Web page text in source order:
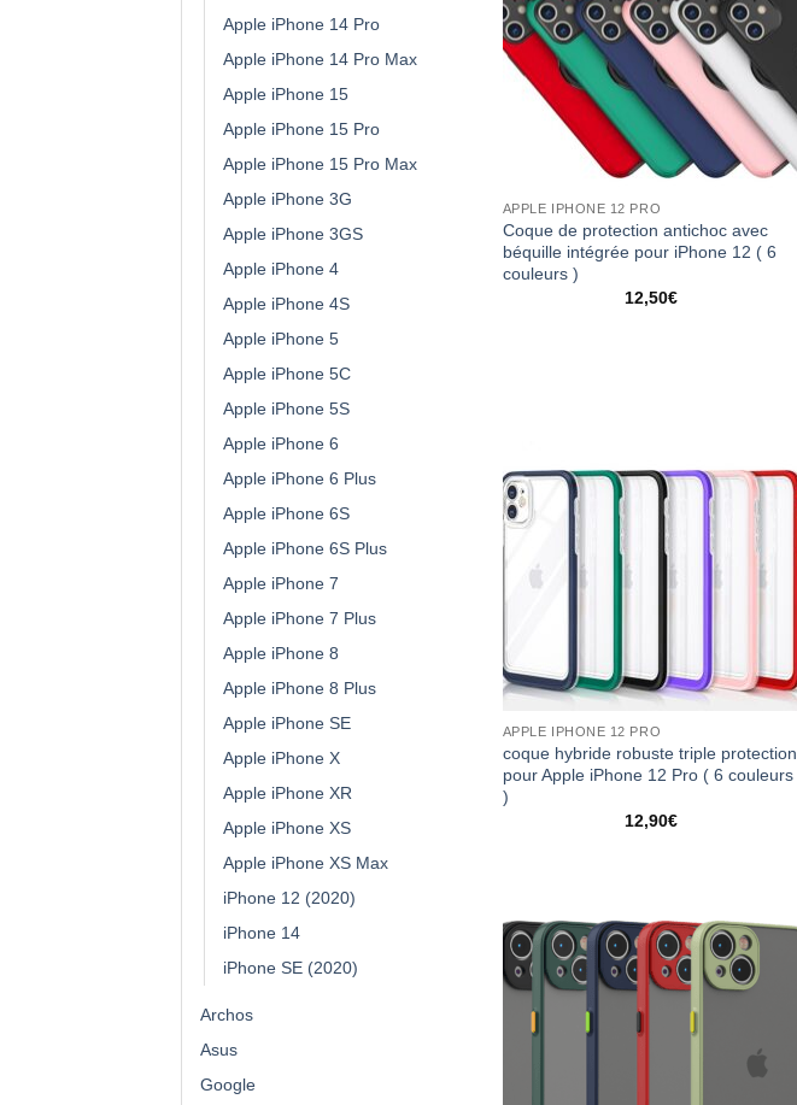
Apple iPhone 14 Pro
Apple iPhone 14 Pro Max
Apple iPhone 15
Apple iPhone 15 Pro
Apple iPhone 15 Pro Max
Apple iPhone 3G
Apple iPhone 3GS
Apple iPhone 4
Apple iPhone 4S
Apple iPhone 5
Apple iPhone 5C
Apple iPhone 5S
Apple iPhone 6
Apple iPhone 6 Plus
Apple iPhone 6S
Apple iPhone 6S Plus
Apple iPhone 7
Apple iPhone 7 Plus
Apple iPhone 8
Apple iPhone 8 Plus
Apple iPhone SE
Apple iPhone X
Apple iPhone XR
Apple iPhone XS
Apple iPhone XS Max
iPhone 12 (2020)
iPhone 14
iPhone SE (2020)
Archos
Asus
Google
APPLE IPHONE 12 PRO
Coque de protection antichoc avec
béquille intégrée pour iPhone 12 ( 6
couleurs )
12,50€
APPLE IPHONE 12 PRO
coque hybride robuste triple protection
pour Apple iPhone 12 Pro ( 6 couleurs
)
12,90€